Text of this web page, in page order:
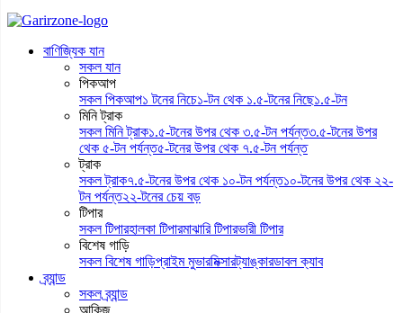
বাণিজ্যিক যান
সকল যান
পিকআপ
সকল পিকআপ১ টনের নিচে১-টন থেক ১.৫-টনের নিছে১.৫-টন
মিনি ট্রাক
সকল মিনি ট্রাক১.৫-টনের উপর থেক ৩.৫-টন পর্যন্ত৩.৫-টনের উপর
থেক ৫-টন পর্যন্ত৫-টনের উপর থেক ৭.৫-টন পর্যন্ত
ট্রাক
সকল ট্রাক৭.৫-টনের উপর থেক ১০-টন পর্যন্ত১০-টনের উপর থেক ২২-
টন পর্যন্ত২২-টনের চেয় বড়
টিপার
সকল টিপারহালকা টিপারমাঝারি টিপারভারী টিপার
বিশেষ গাড়ি
সকল বিশেষ গাড়িপ্রাইম মুভারমিক্সারট্যাঙ্কারডাবল ক্যাব
ব্র্যান্ড
সকল ব্র্যান্ড
আকিজ